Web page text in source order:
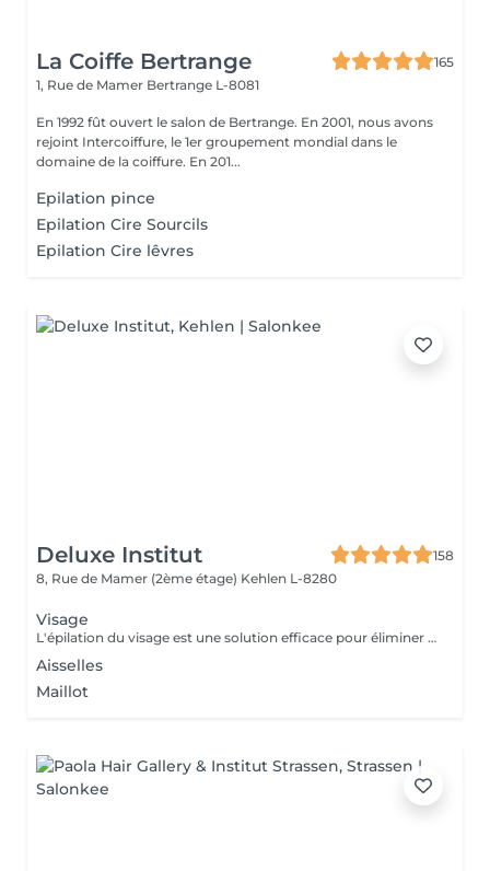
La Coiffe Bertrange
165
1, Rue de Mamer Bertrange L-8081
En 1992 fût ouvert le salon de Bertrange. En 2001, nous avons
rejoint Intercoiffure, le 1er groupement mondial dans le
domaine de la coiffure. En 201...
Epilation pince
Epilation Cire Sourcils
Epilation Cire lêvres
Deluxe Institut
158
8, Rue de Mamer (2ème étage) Kehlen L-8280
Visage
L'épilation du visage est une solution efficace pour éliminer les poils indésirables et obtenir une peau nette et lisse. Les Avantages de l'Épilation du Visage Une peau plus douce et uniforme Élimine les poils fins et le duvet pour un teint plus lumineux. Améliore l'absorption des soins et la tenue du maquillage. Un effet longue durée Contrairement au rasage, l'épilation retire le poil à la racine, ralentissant ainsi la repousse. Les poils repoussent plus fins et moins visibles avec le temps. Un visage plus net et soigné Redessine les contours du visage pour une apparence plus harmonieuse. Idéal pour des zones précises comme la lèvre supérieure, le menton ou les joues. À la cire : Efficace pour une peau lisse jusqu'à 3 à 4 semaines.
Aisselles
Maillot